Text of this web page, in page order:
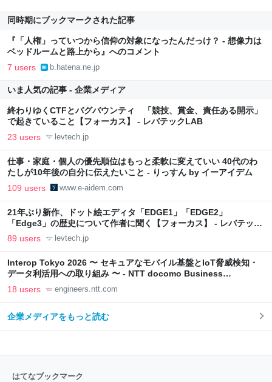
同時期にブックマークされた記事
『「人権」っていつから信仰の対象になったんだっけ？ - 想像力は
ベッドルームと路上から』へのコメント
7 users b.hatena.ne.jp
いま人気の記事 - 企業メディア
終わりゆくCTFとバグバウンティ 「競技、賞金、責任ある開示」
で起きていること【フォーカス】 - レバテックLAB
23 users levtech.jp
仕事・家庭・個人の優先順位はもっと柔軟に変えていい 40代のわ
たしが10年後の自分に伝えたいこと - りっすん by イーアイデム
109 users www.e-aidem.com
21年ぶり新作、ドット絵エディタ「EDGE1」「EDGE2」
「Edge3」の歴史について作者に聞く【フォーカス】 - レバテック
LAB
89 users levtech.jp
Interop Tokyo 2026 〜 セキュアなモバイル基盤とIoT脅威検知・
データ利活用への取り組み 〜 - NTT docomo Business
Engineers' Blog
18 users engineers.ntt.com
企業メディアをもっと読む
はてなブックマーク